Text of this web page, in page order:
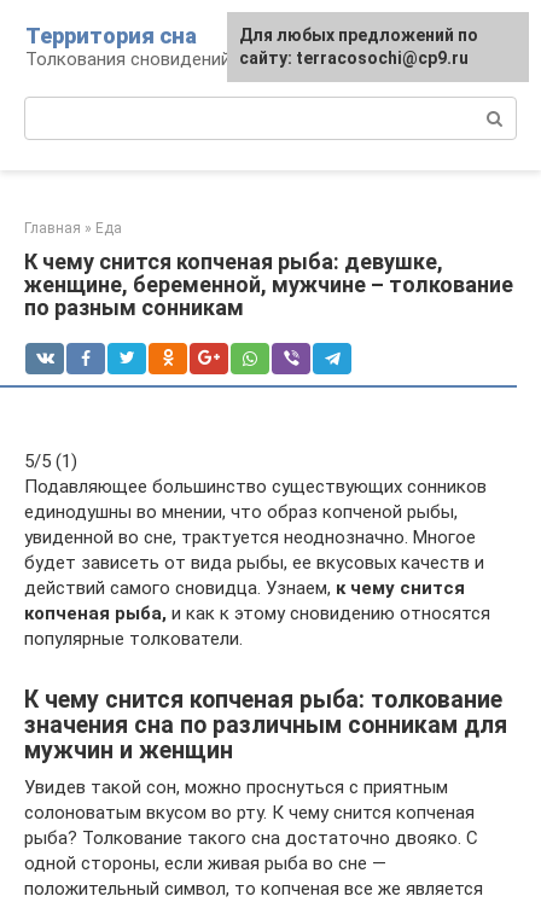
контенту
Территория сна
Толкования сновидений
Главная » Еда
К чему снится копченая рыба: девушке,
женщине, беременной, мужчине – толкование
по разным сонникам
5/5 (1)
Подавляющее большинство существующих сонников
единодушны во мнении, что образ копченой рыбы,
увиденной во сне, трактуется неоднозначно. Многое
будет зависеть от вида рыбы, ее вкусовых качеств и
действий самого сновидца. Узнаем, к чему снится
копченая рыба, и как к этому сновидению относятся
популярные толкователи.
К чему снится копченая рыба: толкование
значения сна по различным сонникам для
мужчин и женщин
Увидев такой сон, можно проснуться с приятным
солоноватым вкусом во рту. К чему снится копченая
рыба? Толкование такого сна достаточно двояко. С
одной стороны, если живая рыба во сне —
положительный символ, то копченая все же является
Для любых предложений по
сайту: terracosochi@cp9.ru